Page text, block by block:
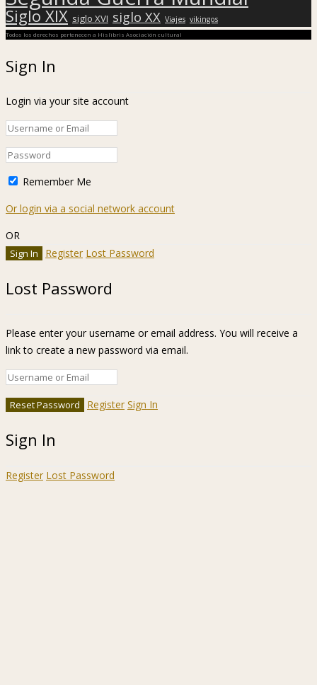
Siglo XIX siglo XVI siglo XX Viajes vikingos
Todos los derechos pertenecen a Hislibris Asociación cultural
Sign In
Login via your site account
Remember Me
Or login via a social network account
OR
Register Lost Password
Lost Password
Please enter your username or email address. You will receive a
link to create a new password via email.
Register Sign In
Sign In
Register Lost Password